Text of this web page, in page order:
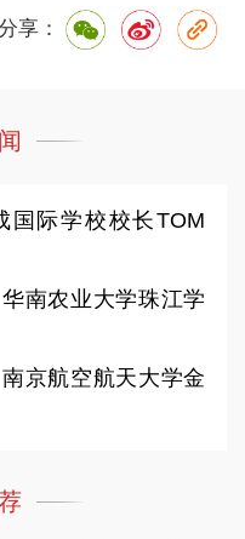
享：
国际学校校长TOM
南农业大学珠江学
京航空航天大学金